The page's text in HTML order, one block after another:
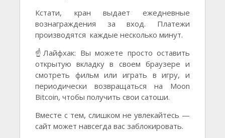
Кстати, кран выдает ежедневные
вознаграждения за вход. Платежи
производятся каждые несколько минут.
☝️Лайфхак: Вы можете просто оставить
открытую вкладку в своем браузере и
смотреть фильм или играть в игру, и
периодически возвращаться на Moon
Bitcoin, чтобы получить свои сатоши.
Вместе с тем, слишком не увлекайтесь —
сайт может навсегда вас заблокировать.